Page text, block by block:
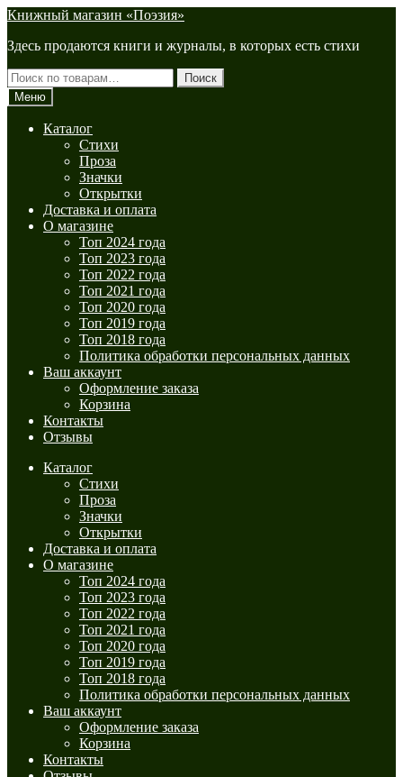
Перейти
навигации
Перейти
содержимому
Книжный магазин «Поэзия»
Здесь продаются книги и журналы, в которых есть стихи
Искать:
Поиск
Меню
Каталог
Стихи
Проза
Значки
Открытки
Доставка и оплата
О магазине
Топ 2024 года
Топ 2023 года
Топ 2022 года
Топ 2021 года
Топ 2020 года
Топ 2019 года
Топ 2018 года
Политика обработки персональных данных
Ваш аккаунт
Оформление заказа
Корзина
Контакты
Отзывы
Каталог
Стихи
Проза
Значки
Открытки
Доставка и оплата
О магазине
Топ 2024 года
Топ 2023 года
Топ 2022 года
Топ 2021 года
Топ 2020 года
Топ 2019 года
Топ 2018 года
Политика обработки персональных данных
Ваш аккаунт
Оформление заказа
Корзина
Контакты